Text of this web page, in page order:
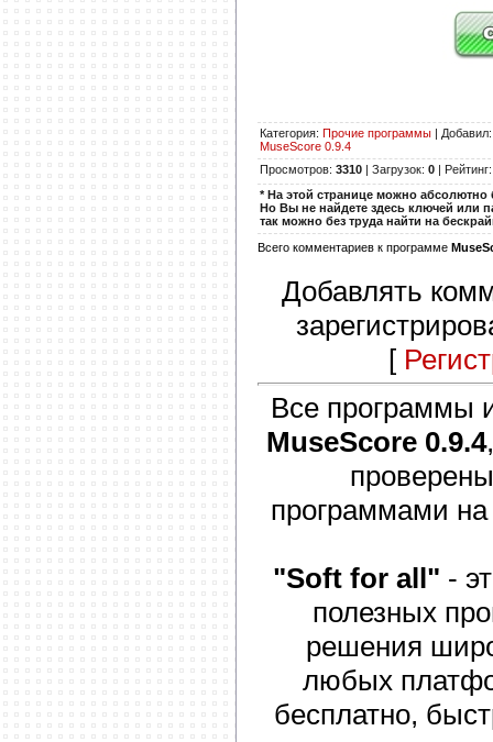
Категория: Прочие программы | Добавил
MuseScore 0.9.4
Просмотров: 3310 | Загрузок: 0 | Рейтинг
* На этой странице можно абсолютно
Но Вы не найдете здесь ключей или
так можно без труда найти на
Всего комментариев к программе
Добавлять
[
Все программы
MuseScore 0.9.4
программами на
"Soft for all" -
полезных
решения
любых
бесплатно,